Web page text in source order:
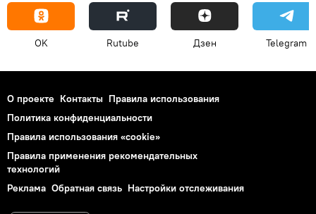
OK Rutube Дзен Telegram
О проекте Контакты Правила использования
Политика конфиденциальности
Правила использования «cookie»
Правила применения рекомендательных
технологий
Реклама Обратная связь Настройки отслеживания